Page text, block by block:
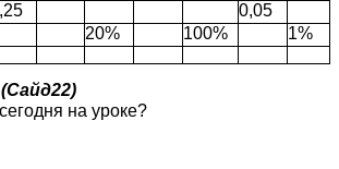
0,05
20% 100% 1%
на уроке?